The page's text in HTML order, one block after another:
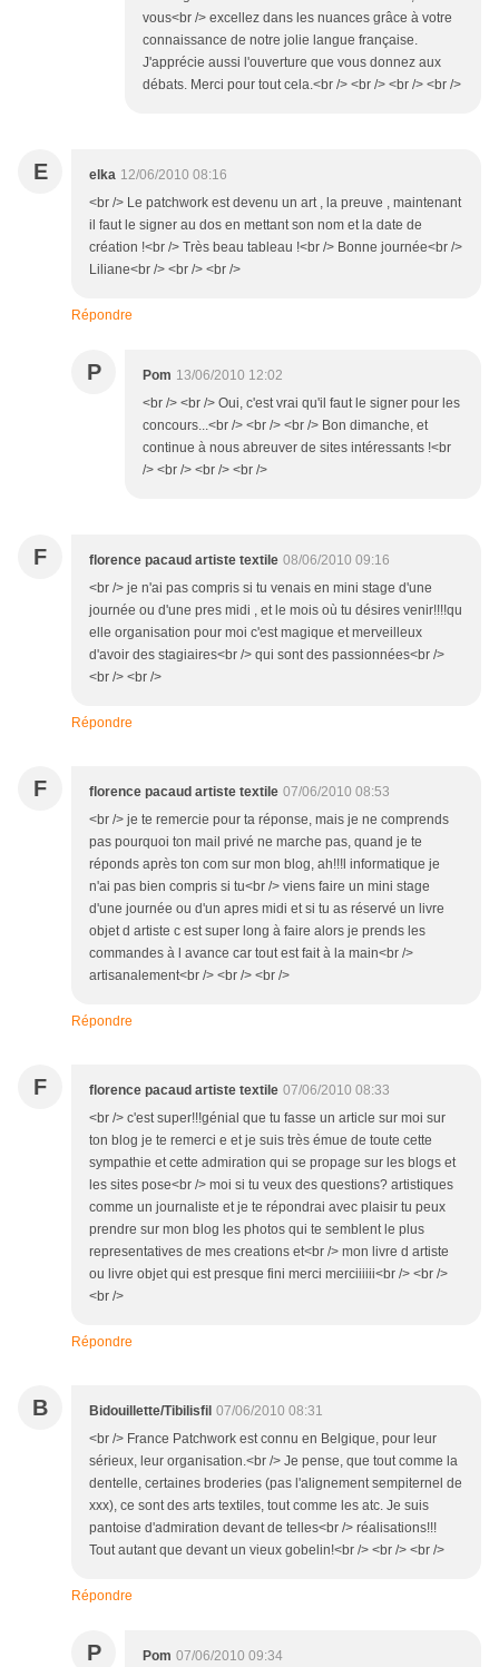
vous<br /> excellez dans les nuances grâce à votre
connaissance de notre jolie langue française.
J'apprécie aussi l'ouverture que vous donnez aux
débats. Merci pour tout cela.<br /> <br /> <br /> <br />
E elka 12/06/2010 08:16
<br /> Le patchwork est devenu un art , la preuve , maintenant
il faut le signer au dos en mettant son nom et la date de
création !<br /> Très beau tableau !<br /> Bonne journée<br />
Liliane<br /> <br /> <br />
Répondre
P Pom 13/06/2010 12:02
<br /> <br /> Oui, c'est vrai qu'il faut le signer pour les
concours...<br /> <br /> <br /> Bon dimanche, et
continue à nous abreuver de sites intéressants !<br
/> <br /> <br /> <br />
F florence pacaud artiste textile 08/06/2010 09:16
<br /> je n'ai pas compris si tu venais en mini stage d'une
journée ou d'une pres midi , et le mois où tu désires venir!!!!qu
elle organisation pour moi c'est magique et merveilleux
d'avoir des stagiaires<br /> qui sont des passionnées<br />
<br /> <br />
Répondre
F florence pacaud artiste textile 07/06/2010 08:53
<br /> je te remercie pour ta réponse, mais je ne comprends
pas pourquoi ton mail privé ne marche pas, quand je te
réponds après ton com sur mon blog, ah!!!l informatique je
n'ai pas bien compris si tu<br /> viens faire un mini stage
d'une journée ou d'un apres midi et si tu as réservé un livre
objet d artiste c est super long à faire alors je prends les
commandes à l avance car tout est fait à la main<br />
artisanalement<br /> <br /> <br />
Répondre
F florence pacaud artiste textile 07/06/2010 08:33
<br /> c'est super!!!génial que tu fasse un article sur moi sur
ton blog je te remerci e et je suis très émue de toute cette
sympathie et cette admiration qui se propage sur les blogs et
les sites pose<br /> moi si tu veux des questions? artistiques
comme un journaliste et je te répondrai avec plaisir tu peux
prendre sur mon blog les photos qui te semblent le plus
representatives de mes creations et<br /> mon livre d artiste
ou livre objet qui est presque fini merci merciiiiii<br /> <br />
<br />
Répondre
B Bidouillette/Tibilisfil 07/06/2010 08:31
<br /> France Patchwork est connu en Belgique, pour leur
sérieux, leur organisation.<br /> Je pense, que tout comme la
dentelle, certaines broderies (pas l'alignement sempiternel de
xxx), ce sont des arts textiles, tout comme les atc. Je suis
pantoise d'admiration devant de telles<br /> réalisations!!!
Tout autant que devant un vieux gobelin!<br /> <br /> <br />
Répondre
P Pom 07/06/2010 09:34